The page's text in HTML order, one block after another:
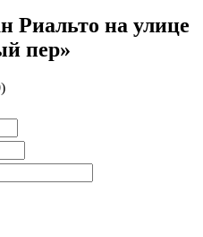
Риальто на улице
пер»